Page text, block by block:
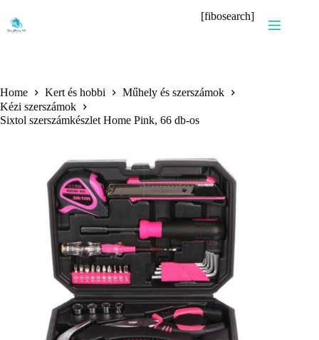
content
[fibosearch]
Home Kert és hobbi
Műhely és szerszámok
Kézi szerszámok
Sixtol szerszámkészlet Home Pink, 66 db-os